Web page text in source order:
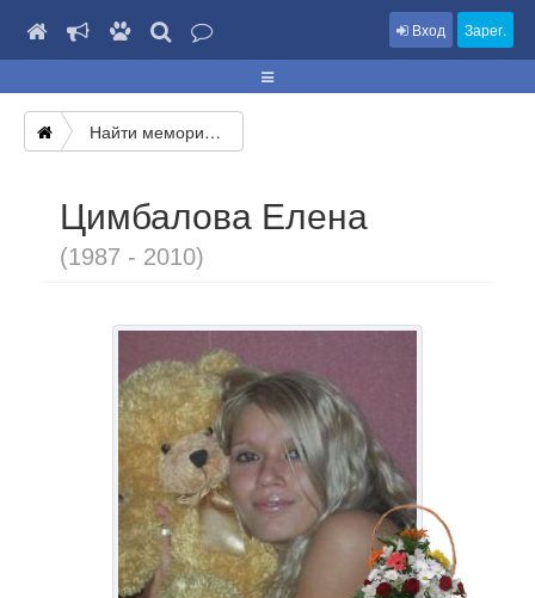
Вход Зарег.
Найти мемориал
Цимбалова Елена
(1987 - 2010)